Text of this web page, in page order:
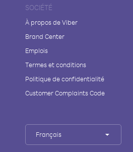
SOCIÉTÉ
À propos de Viber
Brand Center
Emplois
Termes et conditions
Politique de confidentialité
Customer Complaints Code
Français